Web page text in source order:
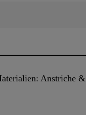
Anstriche &